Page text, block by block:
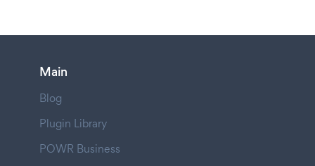
Main
Blog
Plugin Library
POWR Business